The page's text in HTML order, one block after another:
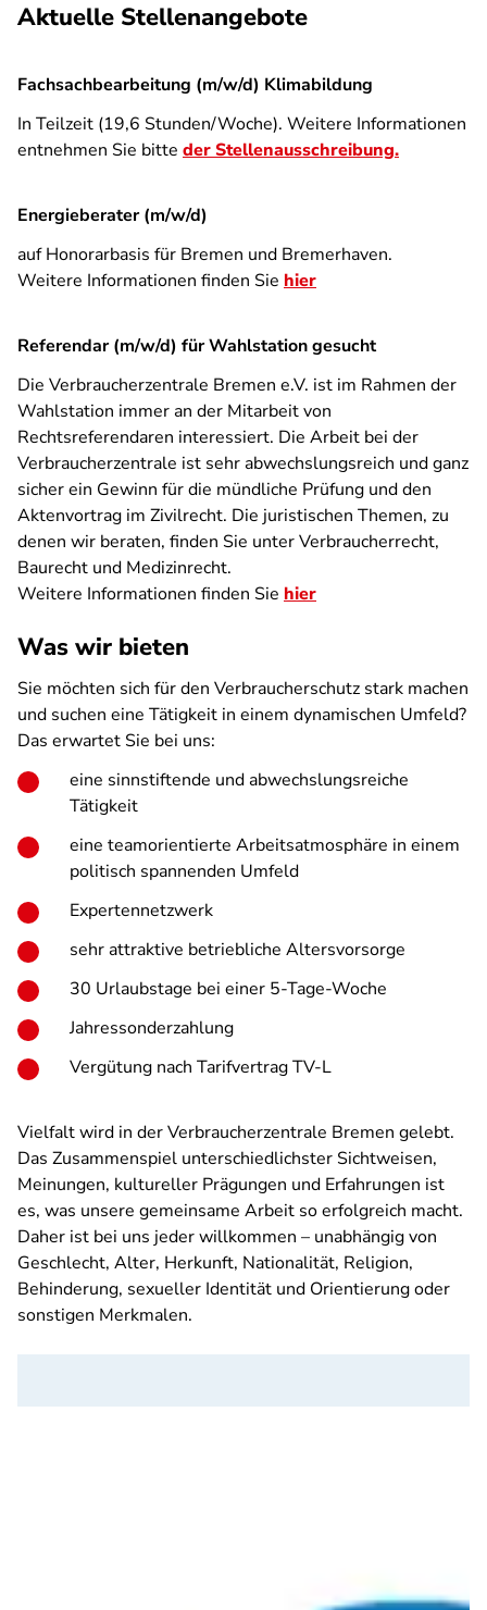
Aktuelle Stellenangebote
Fachsachbearbeitung (m/w/d) Klimabildung
In Teilzeit (19,6 Stunden/Woche). Weitere Informationen
entnehmen Sie bitte der Stellenausschreibung.
Energieberater (m/w/d)
auf Honorarbasis für Bremen und Bremerhaven.
Weitere Informationen finden Sie hier
Referendar (m/w/d) für Wahlstation gesucht
Die Verbraucherzentrale Bremen e.V. ist im Rahmen der
Wahlstation immer an der Mitarbeit von
Rechtsreferendaren interessiert. Die Arbeit bei der
Verbraucherzentrale ist sehr abwechslungsreich und ganz
sicher ein Gewinn für die mündliche Prüfung und den
Aktenvortrag im Zivilrecht. Die juristischen Themen, zu
denen wir beraten, finden Sie unter Verbraucherrecht,
Baurecht und Medizinrecht.
Weitere Informationen finden Sie hier
Was wir bieten
Sie möchten sich für den Verbraucherschutz stark machen
und suchen eine Tätigkeit in einem dynamischen Umfeld?
Das erwartet Sie bei uns:
eine sinnstiftende und abwechslungsreiche
Tätigkeit
eine teamorientierte Arbeitsatmosphäre in einem
politisch spannenden Umfeld
Expertennetzwerk
sehr attraktive betriebliche Altersvorsorge
30 Urlaubstage bei einer 5-Tage-Woche
Jahressonderzahlung
Vergütung nach Tarifvertrag TV-L
Vielfalt wird in der Verbraucherzentrale Bremen gelebt.
Das Zusammenspiel unterschiedlichster Sichtweisen,
Meinungen, kultureller Prägungen und Erfahrungen ist
es, was unsere gemeinsame Arbeit so erfolgreich macht.
Daher ist bei uns jeder willkommen – unabhängig von
Geschlecht, Alter, Herkunft, Nationalität, Religion,
Behinderung, sexueller Identität und Orientierung oder
sonstigen Merkmalen.